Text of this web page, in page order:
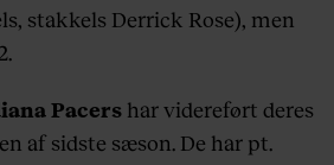
stakkels Derrick Rose), men
Pacers har videreført deres
af sidste sæson. De har pt.